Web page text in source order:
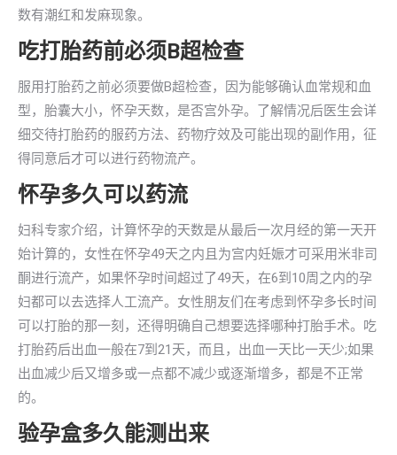
数有潮红和发麻现象。
吃打胎药前必须B超检查
服用打胎药之前必须要做B超检查，因为能够确认血常规和血
型，胎囊大小，怀孕天数，是否宫外孕。了解情况后医生会详
细交待打胎药的服药方法、药物疗效及可能出现的副作用，征
得同意后才可以进行药物流产。
怀孕多久可以药流
妇科专家介绍，计算怀孕的天数是从最后一次月经的第一天开
始计算的，女性在怀孕49天之内且为宫内妊娠才可采用米非司
酮进行流产，如果怀孕时间超过了49天，在6到10周之内的孕
妇都可以去选择人工流产。女性朋友们在考虑到怀孕多长时间
可以打胎的那一刻，还得明确自己想要选择哪种打胎手术。吃
打胎药后出血一般在7到21天，而且，出血一天比一天少;如果
出血减少后又增多或一点都不减少或逐渐增多，都是不正常
的。
验孕盒多久能测出来